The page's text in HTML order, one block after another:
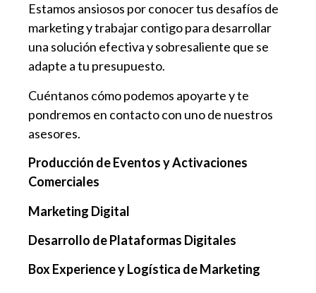
Estamos ansiosos por conocer tus desafíos de
marketing y trabajar contigo para desarrollar
una solución efectiva y sobresaliente que se
adapte a tu presupuesto.
Cuéntanos cómo podemos apoyarte y te
pondremos en contacto con uno de nuestros
asesores.
Producción de Eventos y Activaciones
Comerciales
Marketing Digital
Desarrollo de Plataformas Digitales
Box Experience y Logística de Marketing